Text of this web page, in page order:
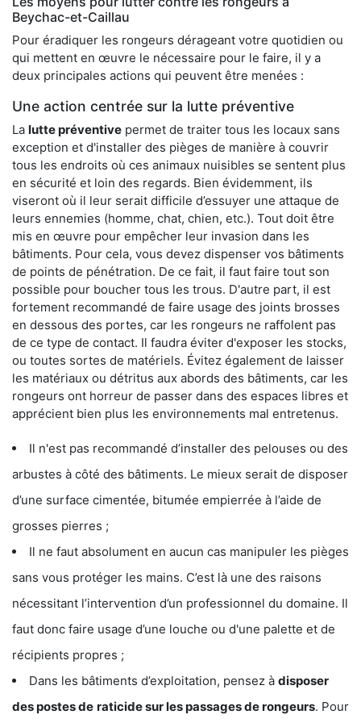
Beychac-et-Caillau
Pour éradiquer les rongeurs dérageant votre quotidien ou
qui mettent en œuvre le nécessaire pour le faire, il y a
deux principales actions qui peuvent être menées :
Une action centrée sur la lutte préventive
La lutte préventive permet de traiter tous les locaux sans
exception et d'installer des pièges de manière à couvrir
tous les endroits où ces animaux nuisibles se sentent plus
en sécurité et loin des regards. Bien évidemment, ils
viseront où il leur serait difficile d’essuyer une attaque de
leurs ennemies (homme, chat, chien, etc.). Tout doit être
mis en œuvre pour empêcher leur invasion dans les
bâtiments. Pour cela, vous devez dispenser vos bâtiments
de points de pénétration. De ce fait, il faut faire tout son
possible pour boucher tous les trous. D'autre part, il est
fortement recommandé de faire usage des joints brosses
en dessous des portes, car les rongeurs ne raffolent pas
de ce type de contact. Il faudra éviter d'exposer les stocks,
ou toutes sortes de matériels. Évitez également de laisser
les matériaux ou détritus aux abords des bâtiments, car les
rongeurs ont horreur de passer dans des espaces libres et
apprécient bien plus les environnements mal entretenus.
Il n'est pas recommandé d’installer des pelouses ou des
arbustes à côté des bâtiments. Le mieux serait de disposer
d’une surface cimentée, bitumée empierrée à l’aide de
grosses pierres ;
Il ne faut absolument en aucun cas manipuler les pièges
sans vous protéger les mains. C’est là une des raisons
nécessitant l’intervention d’un professionnel du domaine. Il
faut donc faire usage d’une louche ou d'une palette et de
récipients propres ;
Dans les bâtiments d’exploitation, pensez à disposer
des postes de raticide sur les passages de rongeurs. Pour